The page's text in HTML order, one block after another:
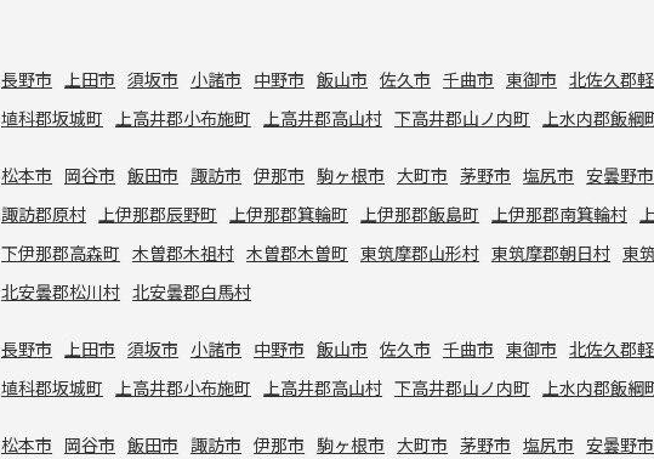
長野市 上田市 須坂市 小諸市 中野市 飯山市 佐久市 千曲市 東御市 北佐久郡
埴科郡坂城町 上高井郡小布施町 上高井郡高山村 下高井郡山ノ内町 上水内郡飯綱
松本市 岡谷市 飯田市 諏訪市 伊那市 駒ヶ根市 大町市 茅野市 塩尻市 安曇野市
諏訪郡原村 上伊那郡辰野町 上伊那郡箕輪町 上伊那郡飯島町 上伊那郡南箕輪村
下伊那郡高森町 木曽郡木祖村 木曽郡木曽町 東筑摩郡山形村 東筑摩郡朝日村 東
北安曇郡松川村 北安曇郡白馬村
長野市 上田市 須坂市 小諸市 中野市 飯山市 佐久市 千曲市 東御市 北佐久郡
埴科郡坂城町 上高井郡小布施町 上高井郡高山村 下高井郡山ノ内町 上水内郡飯綱
松本市 岡谷市 飯田市 諏訪市 伊那市 駒ヶ根市 大町市 茅野市 塩尻市 安曇野市